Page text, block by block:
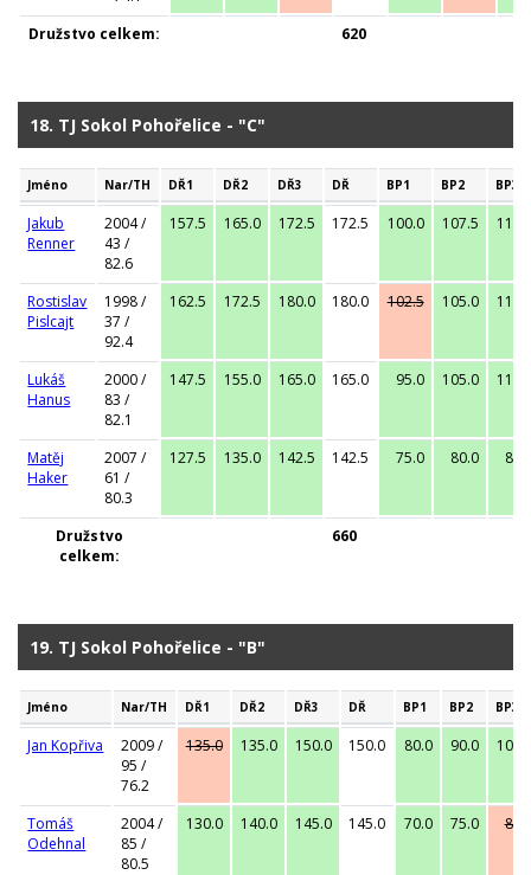
Družstvo celkem: 620
18. TJ Sokol Pohořelice - "C"
Jméno Nar/TH DŘ1 DŘ2 DŘ3 DŘ BP1 BP2 BP3
Jakub
Renner
2004 /
43 /
82.6
157.5 165.0 172.5 172.5 100.0 107.5
Rostislav
Pislcajt
1998 /
37 /
92.4
162.5 172.5 180.0 180.0 102.5 105.0
Lukáš
Hanus
2000 /
83 /
82.1
147.5 155.0 165.0 165.0 95.0 105.0
Matěj
Haker
2007 /
61 /
80.3
127.5 135.0 142.5 142.5 75.0 80.0
Družstvo
celkem:
660
19. TJ Sokol Pohořelice - "B"
Jméno Nar/TH DŘ1 DŘ2 DŘ3 DŘ BP1 BP2 BP3
Jan Kopřiva
2009 /
95 /
76.2
135.0 135.0 150.0 150.0 80.0 90.0
Tomáš
Odehnal
2004 /
85 /
80.5
130.0 140.0 145.0 145.0 70.0 75.0